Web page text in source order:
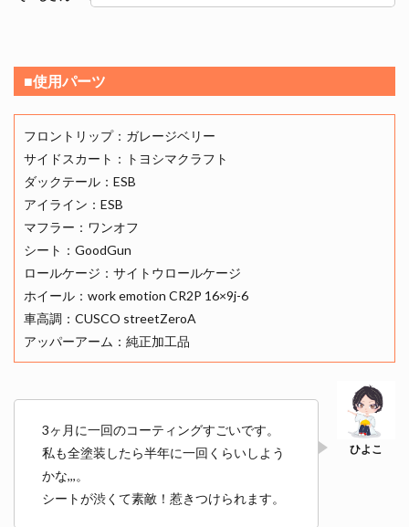
■使用パーツ
フロントリップ：ガレージベリー
サイドスカート：トヨシマクラフト
ダックテール：ESB
アイライン：ESB
マフラー：ワンオフ
シート：GoodGun
ロールケージ：サイトウロールケージ
ホイール：work emotion CR2P 16×9j-6
車高調：CUSCO streetZeroA
アッパーアーム：純正加工品
3ヶ月に一回のコーティングすごいです。
私も全塗装したら半年に一回くらいしよう
かな,,,。
シートが渋くて素敵！惹きつけられます。